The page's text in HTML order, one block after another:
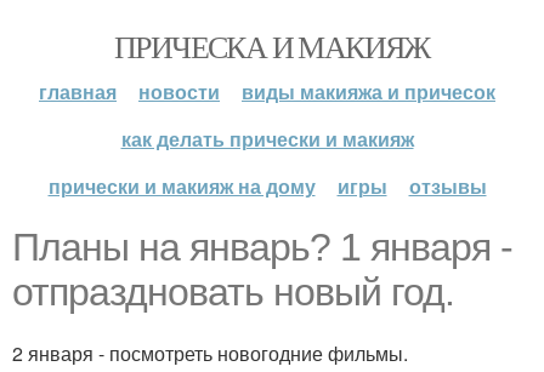
ПРИЧЕСКА И МАКИЯЖ
главная новости
виды макияжа и причесок
как делать прически и макияж
прически и макияж на дому
игры отзывы
Планы на январь? 1 января -
отпраздновать новый год.
2 января - посмотреть новогодние фильмы.